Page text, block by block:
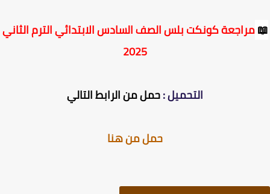
مراجعة كونكت بلس الصف السادس الابتدائي الترم الثاني
2025
التحميل :حمل من الرابط التالي
حمل من هنا